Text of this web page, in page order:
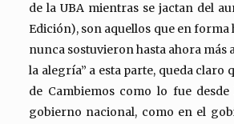
de la UBA mientras se jactan del
Edición), son aquellos que en
nunca sostuvieron hasta ahora más
la alegría” a esta parte, queda
de Cambiemos como lo fue
gobierno nacional, como en el